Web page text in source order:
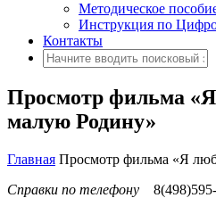
Методическое
Инструкция по
Контакты
Просмотр фильма
малую Родину»
Главная Просмотр фильма «Я
Справки по телефону